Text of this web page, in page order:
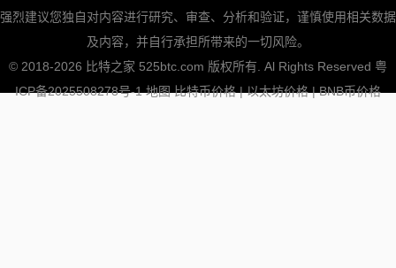
强烈建议您独自对内容进行研究、审查、分析和验证，谨慎使用相关数据
及内容，并自行承担所带来的一切风险。
© 2018-2026 比特之家 525btc.com 版权所有. Al Rights Reserved 粤
ICP备2025508278号-1 地图 比特币价格|以太坊价格|BNB币价格